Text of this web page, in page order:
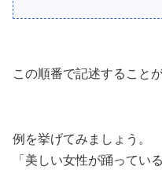
この順番で記述すること
例を挙げてみましょう。
「美しい女性が踊ってい